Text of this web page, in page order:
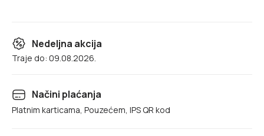
Nedeljna akcija
Traje do: 09.08.2026.
Načini plaćanja
Platnim karticama, Pouzećem, IPS QR kod